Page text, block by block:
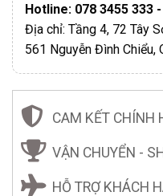
Hotline: 078 3455 333
Địa chỉ: Tầng 4, 72 Tây
561 Nguyễn Đình Chiểu,
CAM KẾT CHÍNH
VẬN CHUYỂN -
HỖ TRỢ KHÁCH